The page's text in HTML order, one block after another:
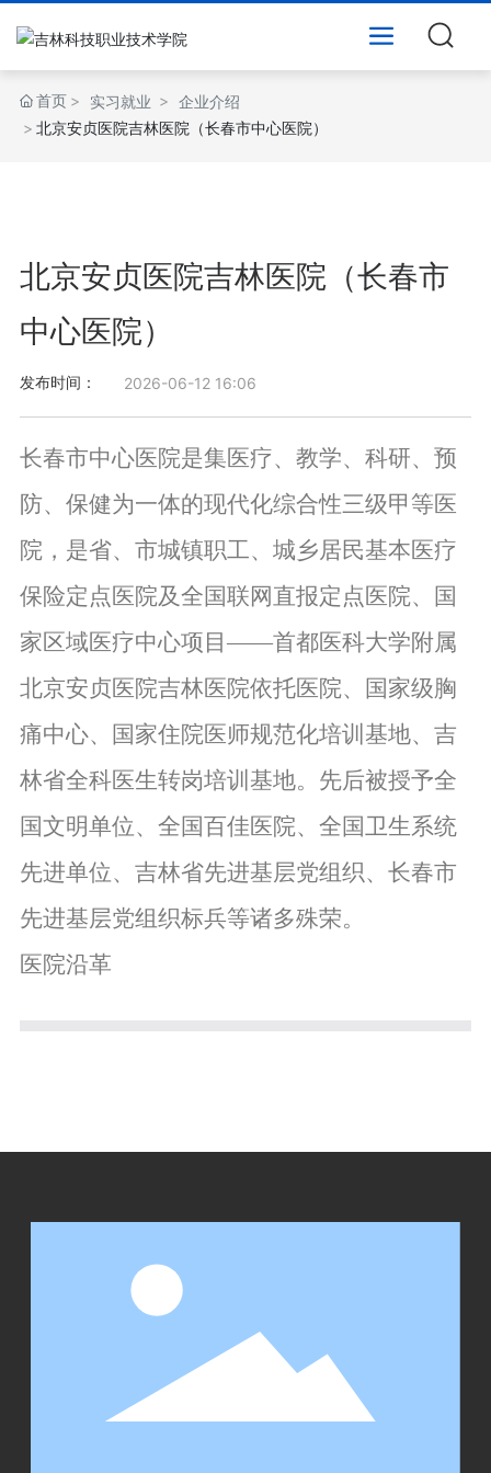
首页 实习就业
企业介绍
北京安贞医院吉林医院（长春市中心医院）
北京安贞医院吉林医院（长春市
中心医院）
发布时间： 2026-06-12 16:06
长春市中心医院是集医疗、教学、科研、预
防、保健为一体的现代化综合性三级甲等医
院，是省、市城镇职工、城乡居民基本医疗
保险定点医院及全国联网直报定点医院、国
家区域医疗中心项目——首都医科大学附属
北京安贞医院吉林医院依托医院、国家级胸
痛中心、国家住院医师规范化培训基地、吉
林省全科医生转岗培训基地。先后被授予全
国文明单位、全国百佳医院、全国卫生系统
先进单位、吉林省先进基层党组织、长春市
先进基层党组织标兵等诸多殊荣。
医院沿革